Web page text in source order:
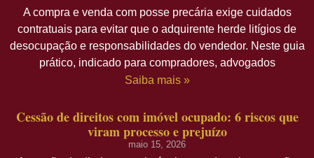
A compra e venda com posse precária exige cuidados
contratuais para evitar que o adquirente herde litígios de
desocupação e responsabilidades do vendedor. Neste guia
prático, indicado para compradores, advogados
Saiba mais »
Cessão de direitos com imóvel ocupado: 6 riscos que
viram processo e prejuízo
maio 15, 2026